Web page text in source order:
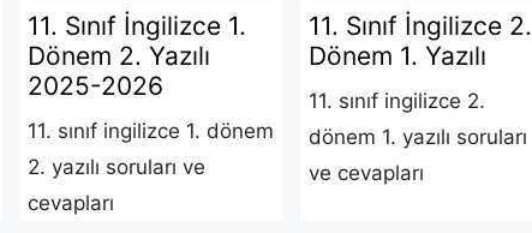
11. Sınıf İngilizce 1.
Dönem 2. Yazılı
2025-2026
11. sınıf ingilizce 1. dönem
2. yazılı soruları ve
cevapları
11. Sınıf İngilizce 2.
Dönem 1. Yazılı
11. sınıf ingilizce 2.
dönem 1. yazılı soruları
ve cevapları